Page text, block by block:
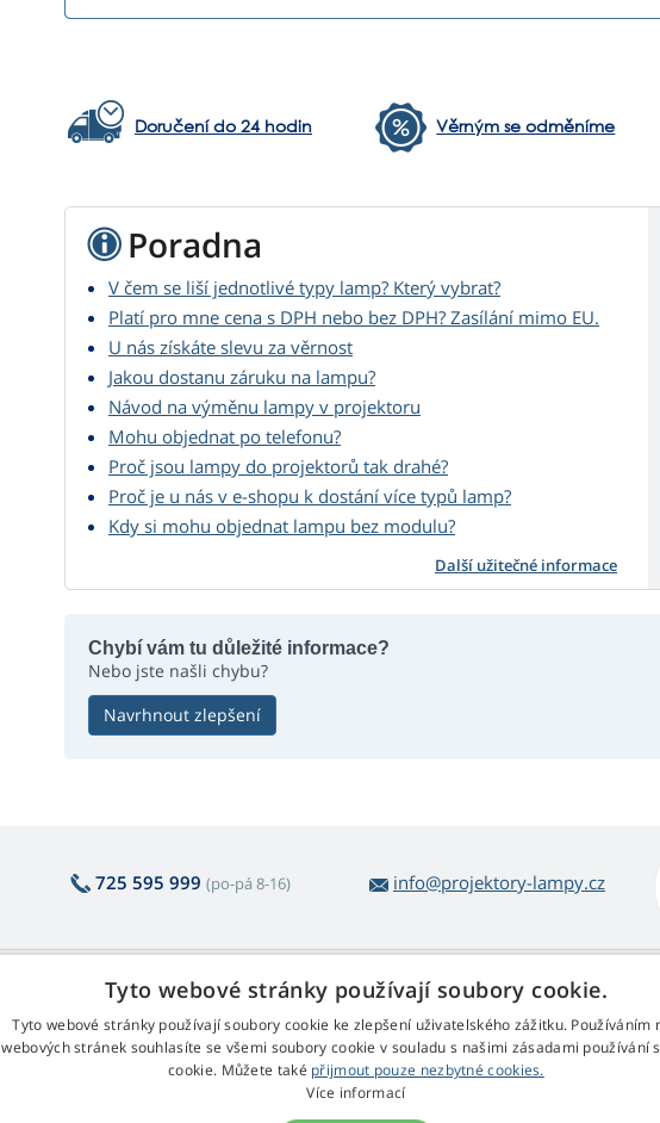
Doručení do 24 hodin Věrným se odměníme
Poradna
V čem se liší jednotlivé typy lamp? Který vybrat?
Platí pro mne cena s DPH nebo bez DPH? Zasílání mimo EU.
U nás získáte slevu za věrnost
Jakou dostanu záruku na lampu?
Návod na výměnu lampy v projektoru
Mohu objednat po telefonu?
Proč jsou lampy do projektorů tak drahé?
Proč je u nás v e-shopu k dostání více typů lamp?
Kdy si mohu objednat lampu bez modulu?
Další užitečné informace
Chybí vám tu důležité informace?
Nebo jste našli chybu?
Navrhnout zlepšení
725 595 999 (po-pá 8-16) info@projektory-lampy.cz
O nákupu lamp
Vrácení a reklamace
Formulář pro odstoupení
Obchodní podmínky
Web Retail s.r.o.
Kontakt
Zpracování osobních údajů
Tyto webové stránky používají soubory cookie.
Tyto webové stránky používají soubory cookie ke zlepšení uživatelského zážitku. Používáním
webových stránek souhlasíte se všemi soubory cookie v souladu s našimi zásadami používání
cookie. Můžete také přijmout pouze nezbytné cookies.
Více informací